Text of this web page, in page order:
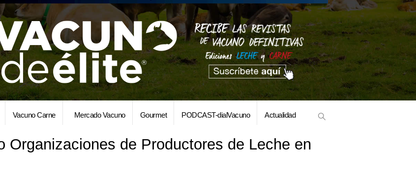
Vacuno Carne Mercado Vacuno Gourmet PODCAST-dialVacuno Actualidad
Organizaciones de Productores de Leche en